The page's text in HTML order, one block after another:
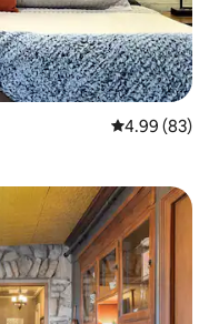
औसत रेटिंग 5 में
4.99 (83)